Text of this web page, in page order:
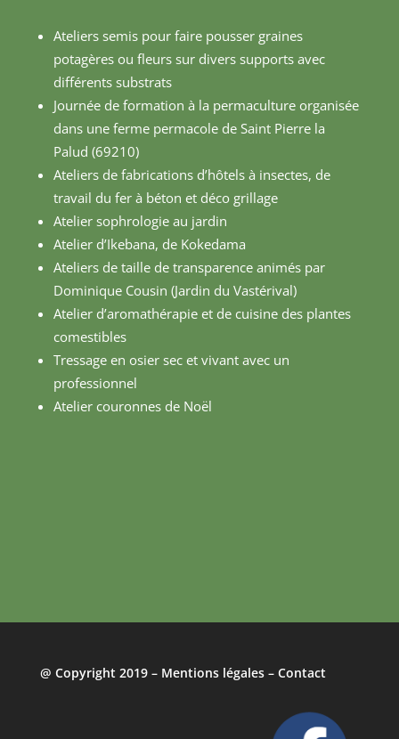
Ateliers semis pour faire pousser graines
potagères ou fleurs sur divers supports avec
différents substrats
Journée de formation à la permaculture organisée
dans une ferme permacole de Saint Pierre la
Palud (69210)
Ateliers de fabrications d’hôtels à insectes, de
travail du fer à béton et déco grillage
Atelier sophrologie au jardin
Atelier d’Ikebana, de Kokedama
Ateliers de taille de transparence animés par
Dominique Cousin (Jardin du Vastérival)
Atelier d’aromathérapie et de cuisine des plantes
comestibles
Tressage en osier sec et vivant avec un
professionnel
Atelier couronnes de Noël
@ Copyright 2019 – Mentions légales– Contact